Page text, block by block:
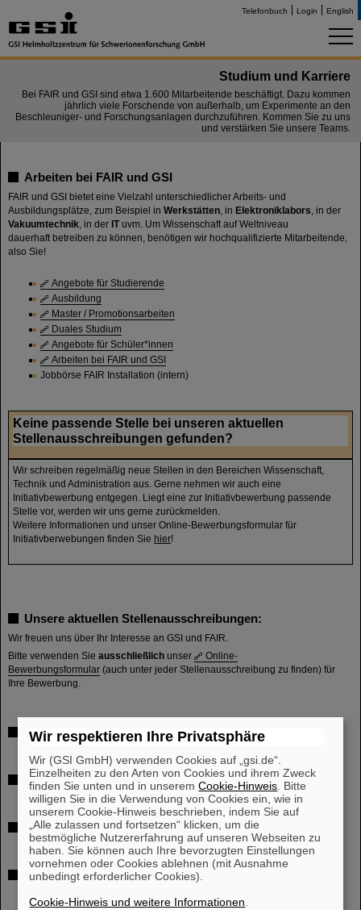
Telefonbuch Login English
Studium und Karriere
Bei FAIR und GSI sind etwa 1.600 Mitarbeitende beschäftigt. Dazu kommen
jährlich viele Forschende von außerhalb, um Experimente an den
Beschleuniger- und Forschungsanlagen durchzuführen. Kommen Sie zu uns
und verstärken Sie unsere Teams.
Arbeiten bei FAIR und GSI
FAIR und GSI bietet eine Vielzahl unterschiedlicher Arbeits- und
Ausbildungsplätze, zum Beispiel in Werkstätten, in Elektroniklabors, in der
Vakuumtechnik, in der ITuvm. Um Wissenschaft auf Weltniveau
dauerhaft betreiben zu können, benötigen wir hochqualifizierte Mitarbeitende,
also Sie!
Angebote für Studierende
Ausbildung
Master / Promotionsarbeiten
Duales Studium
Angebote für Schüler*innen
Arbeiten bei FAIR und GSI
Jobbörse FAIR Installation (intern)
Keine passende Stelle bei unseren aktuellen
Stellenausschreibungen gefunden?
Wir schreiben regelmäßig neue Stellen in den Bereichen Wissenschaft,
Technik und Administration aus. Gerne nehmen wir auch eine
Initiativbewerbung entgegen. Liegt eine zur Initiativbewerbung passende
Stelle vor, werden wir uns gerne zurückmelden.
Weitere Informationen und unser Online-Bewerbungsformular für
Initiativberwebungen finden Sie hier!
Unsere aktuellen Stellenausschreibungen:
Wir freuen uns über Ihr Interesse an GSI und FAIR.
Bitte verwenden Sie ausschließlich unser
Online-
Bewerbungsformular (auch unter jeder Stellenausschreibung zu finden) für
Ihre Bewerbung.
Systemingenieur*in (d/m/w) Mechatronik
Kennziffer: 26.130-6450
Fachliche Teamleitung Anlagenbuchhaltung
Kennziffer: 26.129-8300
Promovierte*n Physiker*in (d/m/w)
Kennziffer: 26.119-6740
FPGA and C/C++Developer for Scientific Data Acquisition (DAQ) - (all
Kennziffer: 26.121-6220
Wir respektieren Ihre Privatsphäre
Wir (GSI GmbH) verwenden Cookies auf „gsi.de“.
Einzelheiten zu den Arten von Cookies und ihrem Zweck
finden Sie unten und in unseremCookie-Hinweis . Bitte
willigen Sie in die Verwendung von Cookies ein, wie in
unserem Cookie-Hinweis beschrieben, indem Sie auf
„Alle zulassen und fortsetzen“ klicken, um die
bestmögliche Nutzererfahrung auf unseren Webseiten zu
haben. Sie können auch Ihre bevorzugten Einstellungen
vornehmen oder Cookies ablehnen (mit Ausnahme
unbedingt erforderlicher Cookies).
Cookie-Hinweis und weitere Informationen